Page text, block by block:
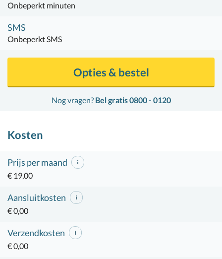
Onbeperkt minuten
SMS
Onbeperkt SMS
Nog vragen? Bel gratis 0800 - 0120
Opties & bestel
Kosten
Prijs per maand
€ 19,00
Aansluitkosten
€ 0,00
Verzendkosten
€ 0,00